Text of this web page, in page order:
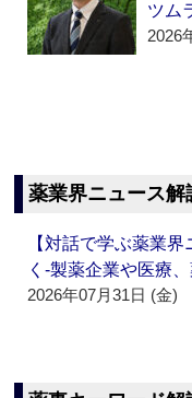
ツム
2026
薬業界ニュース解
【対話で学ぶ薬業
く‐製薬企業や医療
2026年07月31日 (金)